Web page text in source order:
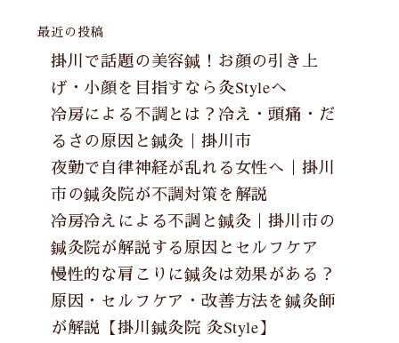
最近の投稿
掛川で話題の美容鍼！お顔の引き上
げ・小顔を目指すなら灸Styleへ
冷房による不調とは？冷え・頭痛・だ
るさの原因と鍼灸｜掛川市
夜勤で自律神経が乱れる女性へ｜掛川
市の鍼灸院が不調対策を解説
冷房冷えによる不調と鍼灸｜掛川市の
鍼灸院が解説する原因とセルフケア
慢性的な肩こりに鍼灸は効果がある？
原因・セルフケア・改善方法を鍼灸師
が解説【掛川鍼灸院 灸Style】